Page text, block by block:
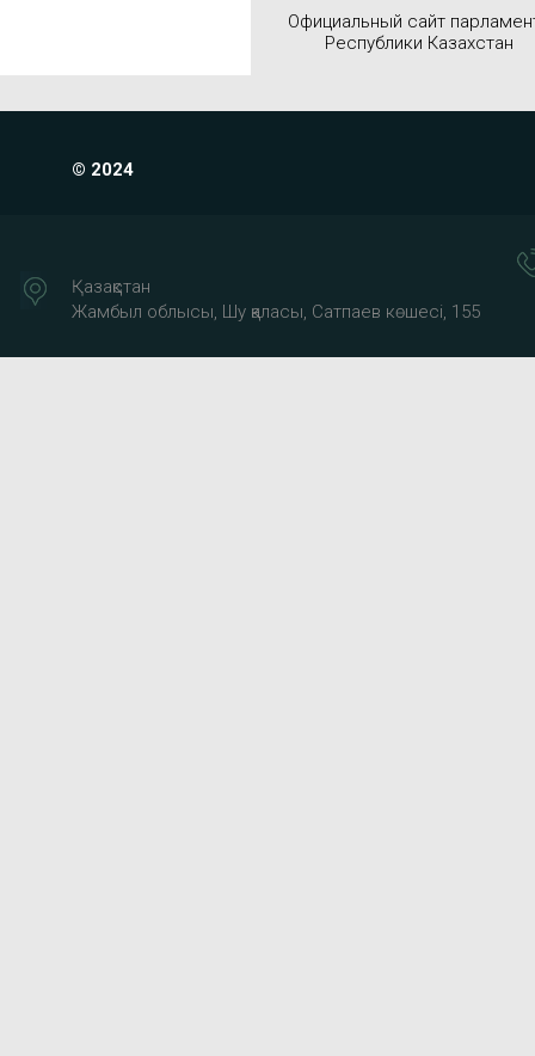
Официальный сайт
Республики Казахстан
© 2024
Қазақстан
Жамбыл облысы, Шу қаласы, Сатпаев көшесі, 155